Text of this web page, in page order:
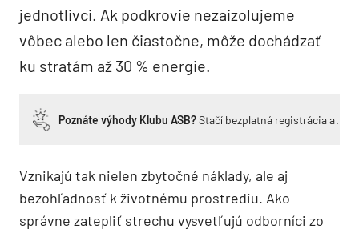
jednotlivci. Ak podkrovie nezaizolujeme
vôbec alebo len čiastočne, môže dochádzať
ku stratám až 30 % energie.
Poznáte výhody Klubu ASB?Stačí bezplatná registrácia a
Vznikajú tak nielen zbytočné náklady, ale aj
bezohľadnosť k životnému prostrediu. Ako
správne zatepliť strechu vysvetľujú odborníci zo